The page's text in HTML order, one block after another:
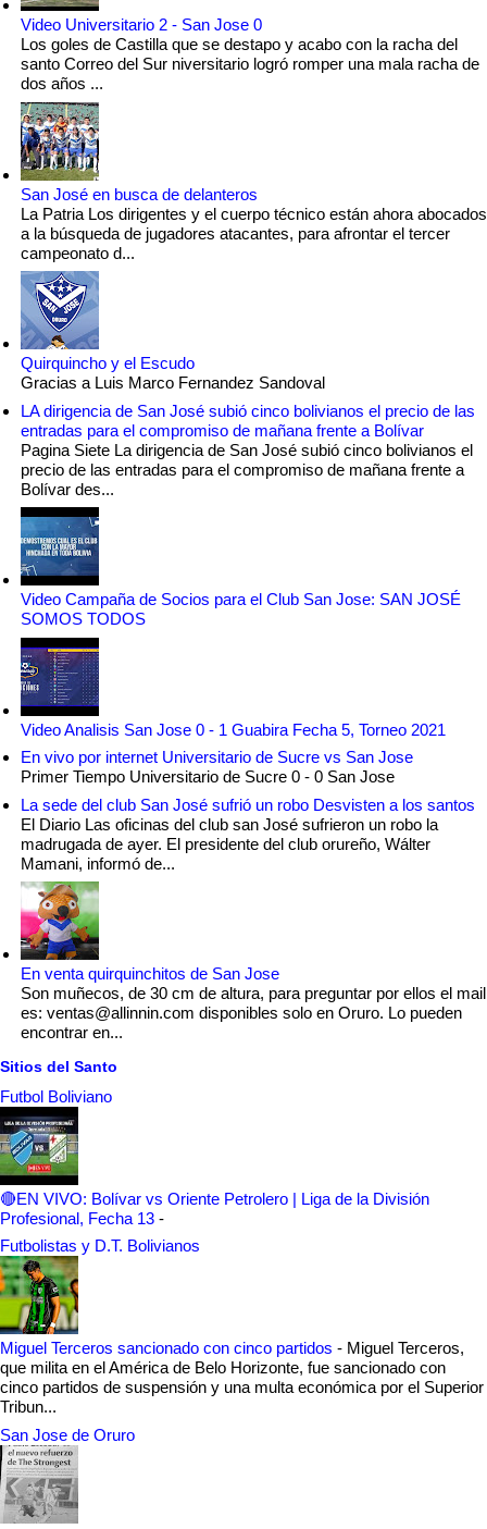
Video Universitario 2 - San Jose 0
Los goles de Castilla que se destapo y acabo con la racha del
santo Correo del Sur niversitario logró romper una mala racha de
dos años ...
San José en busca de delanteros
La Patria Los dirigentes y el cuerpo técnico están ahora abocados
a la búsqueda de jugadores atacantes, para afrontar el tercer
campeonato d...
Quirquincho y el Escudo
Gracias a Luis Marco Fernandez Sandoval
LA dirigencia de San José subió cinco bolivianos el precio de las
entradas para el compromiso de mañana frente a Bolívar
Pagina Siete La dirigencia de San José subió cinco bolivianos el
precio de las entradas para el compromiso de mañana frente a
Bolívar des...
Video Campaña de Socios para el Club San Jose: SAN JOSÉ
SOMOS TODOS
Video Analisis San Jose 0 - 1 Guabira Fecha 5, Torneo 2021
En vivo por internet Universitario de Sucre vs San Jose
Primer Tiempo Universitario de Sucre 0 - 0 San Jose
La sede del club San José sufrió un robo Desvisten a los santos
El Diario Las oficinas del club san José sufrieron un robo la
madrugada de ayer. El presidente del club orureño, Wálter
Mamani, informó de...
En venta quirquinchitos de San Jose
Son muñecos, de 30 cm de altura, para preguntar por ellos el mail
es: ventas@allinnin.com disponibles solo en Oruro. Lo pueden
encontrar en...
Sitios del Santo
Futbol Boliviano
🔴EN VIVO: Bolívar vs Oriente Petrolero | Liga de la División
Profesional, Fecha 13 -
Futbolistas y D.T. Bolivianos
Miguel Terceros sancionado con cinco partidos - Miguel Terceros,
que milita en el América de Belo Horizonte, fue sancionado con
cinco partidos de suspensión y una multa económica por el Superior
Tribun...
San Jose de Oruro